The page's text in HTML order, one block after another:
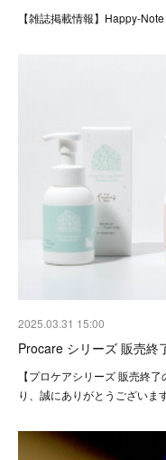
【雑誌掲載情報】Happy-
2025.03.31 15:00
Procare シリーズ 販売終
【プロケアシリーズ 販売終
り、誠にありがとうござい